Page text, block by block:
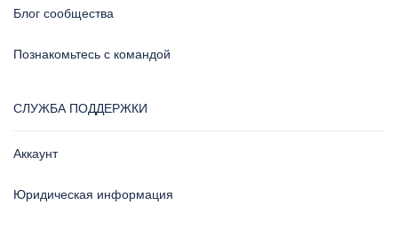
Блог сообщества
Познакомьтесь с командой
СЛУЖБА ПОДДЕРЖКИ
Аккаунт
Юридическая информация